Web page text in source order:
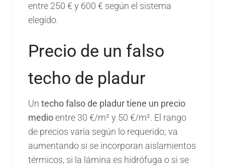
entre 250 € y 600 € según el sistema
elegido.
Precio de un falso
techo de pladur
Un techo falso de pladur tiene un precio
medioentre 30 €/m² y 50 €/m². El rango
de precios varía según lo requerido; va
aumentando si se incorporan aislamientos
térmicos, si la lámina es hidrófuga o si se